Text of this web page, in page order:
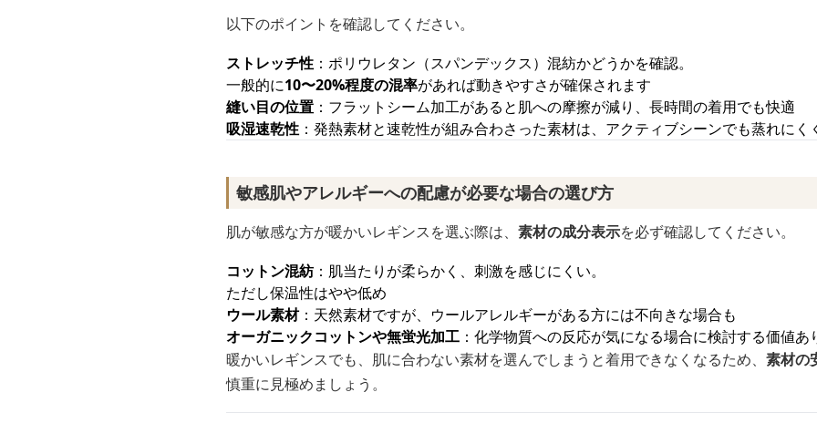
以下のポイントを確認してください。
ストレッチ性 ：ポリウレタン（スパンデックス）混紡かどうかを確認。
一般的に10〜20%程度の混率があれば動きやすさが確保されます
縫い目の位置 ：フラットシーム加工があると肌への摩擦が減り、長時間の着用でも快適
吸湿速乾性 ：発熱素材と速乾性が組み合わさった素材は、アクティブシーンでも蒸れにく
敏感肌やアレルギーへの配慮が必要な場合の選び方
肌が敏感な方が暖かいレギンスを選ぶ際は、 素材の成分表示を必ず確認してください。
コットン混紡 ：肌当たりが柔らかく、刺激を感じにくい。
ただし保温性はやや低め
ウール素材：天然素材ですが、ウールアレルギーがある方には不向きな場合も
オーガニックコットンや無蛍光加工 ：化学物質への反応が気になる場合に検討する価値あ
暖かいレギンスでも、肌に合わない素材を選んでしまうと着用できなくなるため、 素材の
慎重に見極めましょう。